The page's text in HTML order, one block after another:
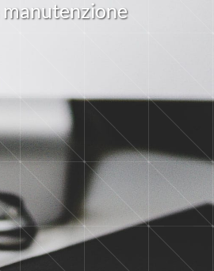
manutenzione